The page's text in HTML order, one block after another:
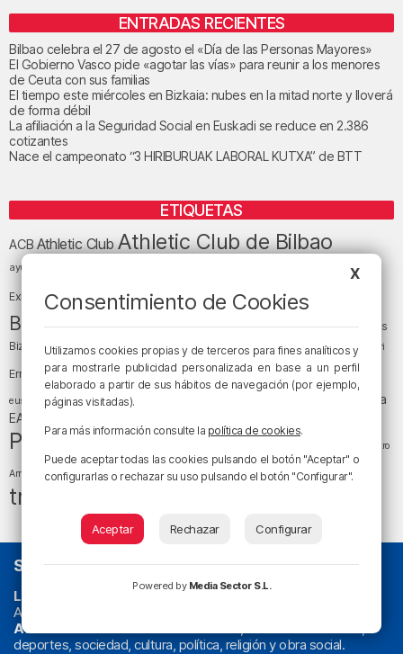
ENTRADAS RECIENTES
Bilbao celebra el 27 de agosto el «Día de las Personas Mayores»
El Gobierno Vasco pide «agotar las vías» para reunir a los menores
de Ceuta con sus familias
El tiempo este miércoles en Bizkaia: nubes en la mitad norte y lloverá
de forma débil
La afiliación a la Seguridad Social en Euskadi se reduce en 2.386
cotizantes
Nace el campeonato “3 HIRIBURUAK LABORAL KUTXA” de BTT
ETIQUETAS
ACBAthletic ClubAthletic Club de Bilbao
ayuntamiento de Bilbao
Exhibition Center) BilbaoBilbao Basket Bizkaia
Bizkaia y sus comarcas Copa del Rey cultura Cáritas
Bizkaia
Deusto Diócesis de Bilbao Egunon Bizkaia el tiempo Enkarterri
Ernesto Valverde Ertzaintza Euskadi (País Vasco)
euskera fiestas fútbol LaLiga
LaLiga
EA Sports
Política sociedadsucesos Teatro
Arriaga tiempotiempo atmosféricotráfico
tráfico en Bizkaia
SOBRE NOSOTROS
La radio sin cadenas
. Desde 1960 haciendo radio en Bilbao.
Actualidad y
Athletic
deportes, sociedad, cultura, política, religión y obra social.
X
Consentimiento de Cookies
Utilizamos cookies propias y de terceros para fines analíticos y
para mostrarle publicidad personalizada en base a un perfil
elaborado a partir de sus hábitos de navegación (por ejemplo,
páginas visitadas).
Para más información consulte la política de cookies.
Puede aceptar todas las cookies pulsando el botón "Aceptar" o
configurarlas o rechazar su uso pulsando el botón "Configurar".
Aceptar Rechazar Configurar
Powered by Media Sector S.L.